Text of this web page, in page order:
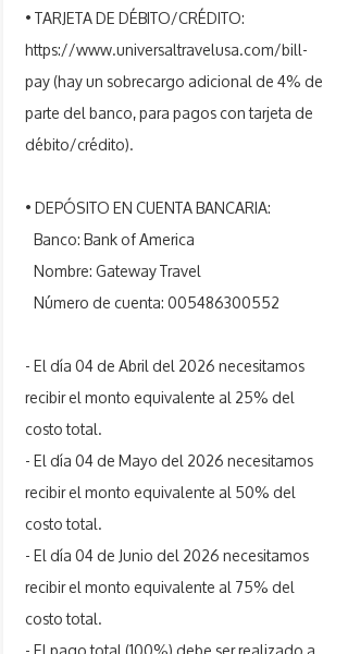
• TARJETA DE DÉBITO/CRÉDITO:
https://www.universaltravelusa.com/bill-
pay(hay un sobrecargo adicional de 4% de
parte del banco, para pagos con tarjeta de
débito/crédito).
• DEPÓSITO EN CUENTA BANCARIA:
Banco: Bank of America
Nombre: Gateway Travel
Número de cuenta:005486300552
- El día 04 de Abril del 2026 necesitamos
recibir el monto equivalente al 25% del
costo total.
- El día 04 de Mayo del 2026 necesitamos
recibir el monto equivalente al 50% del
costo total.
- El día 04 de Junio del 2026 necesitamos
recibir el monto equivalente al 75% del
costo total.